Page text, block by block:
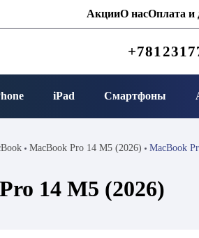
АкцииО насОплата и
iPad Смартфоны
MacBook Pro 14 M5 (2026) MacBook
14 M5 (2026)